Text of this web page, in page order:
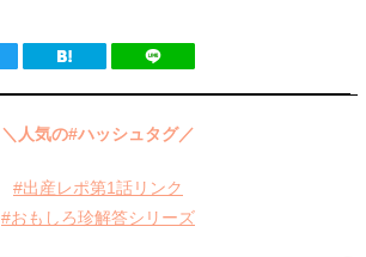
＼人気の#ハッシュタグ／
#出産レポ第1話リンク
#おもしろ珍解答シリーズ